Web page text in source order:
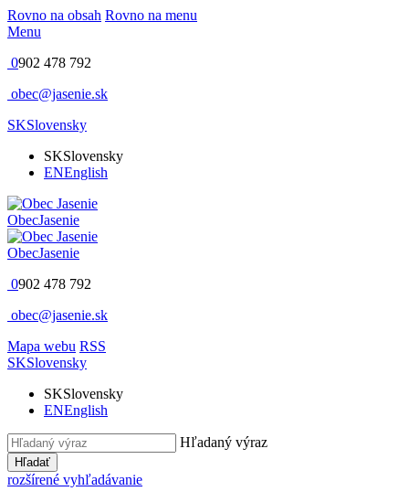
Rovno na obsah Rovno na menu
Menu
0902 478 792
obec@jasenie.sk
SKSlovensky
SKSlovensky
ENEnglish
ObecJasenie
ObecJasenie
0902 478 792
obec@jasenie.sk
Mapa webu RSS
SKSlovensky
SKSlovensky
ENEnglish
Hľadaný výraz
Hľadať
rozšírené vyhľadávanie